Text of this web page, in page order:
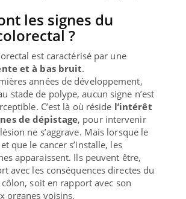
les signes du
?
est caractérisé par une
et à bas bruit.
années de développement,
stade de polype, aucun signe n’est
C’est là où réside l’intérêt
de dépistage, pour intervenir
ne s’aggrave. Mais lorsque le
que le cancer s’installe, les
apparaissent. Ils peuvent être,
avec les conséquences directes du
soit en rapport avec son
organes voisins.